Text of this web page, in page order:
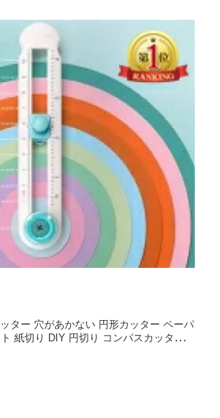
ター 穴があかない 円形カッター ペーパ
紙切り DIY 円切り コンパスカッター
替刃別売り